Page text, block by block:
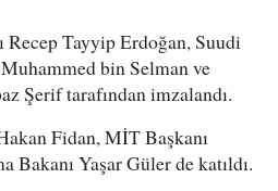
Recep Tayyip Erdoğan, Suudi
bin Selman ve
Şerif tarafından imzalandı.
Fidan, MİT Başkanı
Bakanı Yaşar Güler de katıldı.